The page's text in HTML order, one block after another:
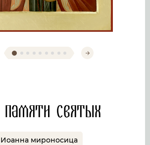
памяти святых
Иоанна мироносица